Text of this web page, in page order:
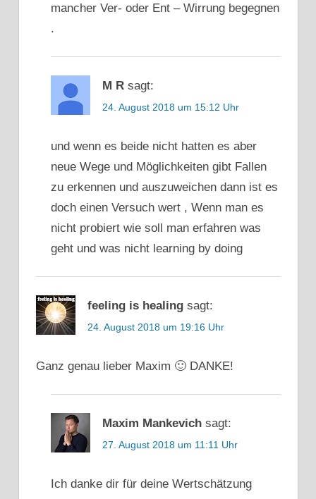
mancher Ver- oder Ent – Wirrung begegnen
.
M R sagt:
24. August 2018 um 15:12 Uhr
und wenn es beide nicht hatten es aber
neue Wege und Möglichkeiten gibt Fallen
zu erkennen und auszuweichen dann ist es
doch einen Versuch wert , Wenn man es
nicht probiert wie soll man erfahren was
geht und was nicht learning by doing
feeling is healing sagt:
24. August 2018 um 19:16 Uhr
Ganz genau lieber Maxim 🙂 DANKE!
Maxim Mankevich sagt:
27. August 2018 um 11:11 Uhr
Ich danke dir für deine Wertschätzung